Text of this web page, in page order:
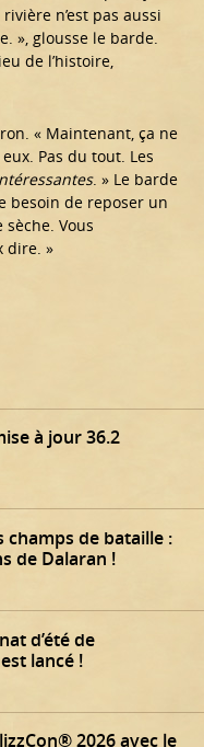
n’est pas aussi
», glousse le barde.
de l’histoire,
« Maintenant, ça ne
Pas du tout. Les
. » Le barde
besoin de reposer un
sèche. Vous
dire. »
à jour 36.2
champs de bataille :
de Dalaran !
d’été de
lancé !
2026 avec le